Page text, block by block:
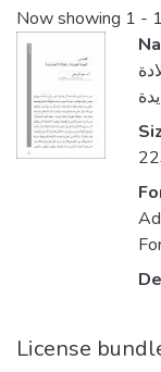
Now showing 1 -
License